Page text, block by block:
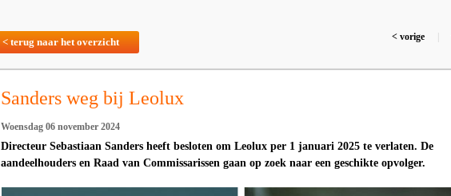
< terug naar het overzicht < vorige
Sanders weg bij Leolux
Woensdag 06 november 2024
Directeur Sebastiaan Sanders heeft besloten om Leolux per 1 januari 2025 te verlaten. De
aandeelhouders en Raad van Commissarissen gaan op zoek naar een geschikte opvolger.